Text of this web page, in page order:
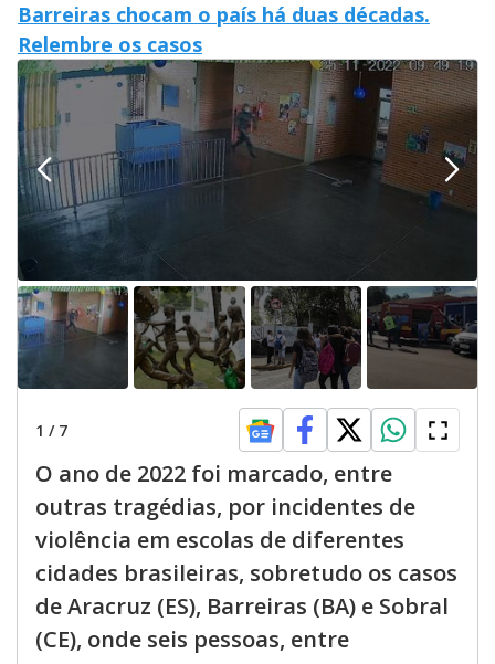
Barreiras chocam o país há duas décadas.
Relembre os casos
1 / 7
O ano de 2022 foi marcado, entre
outras tragédias, por incidentes de
violência em escolas de diferentes
cidades brasileiras, sobretudo os casos
de Aracruz (ES), Barreiras (BA) e Sobral
(CE), onde seis pessoas, entre